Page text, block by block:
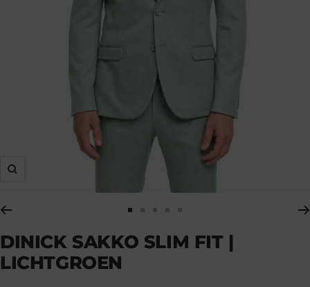
zoom
naarnaarnaarnaarnaar
DINICK SAKKO SLIM FIT |
LICHTGROEN